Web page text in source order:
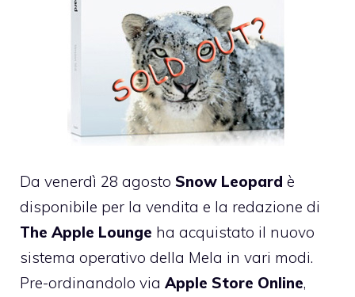
Da venerdì 28 agosto Snow Leopard è
disponibile per la vendita e la redazione di
The Apple Lounge ha acquistato il nuovo
sistema operativo della Mela in vari modi.
Pre-ordinandolo via Apple Store Online,